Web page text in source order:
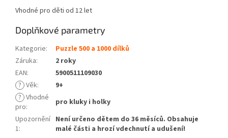
Vhodné pro děti od 12 let
Doplňkové parametry
Kategorie:
Puzzle 500 a 1000 dílků
Záruka:
2 roky
EAN:
5900511109030
? Věk:
9+
? Vhodné
pro:
pro kluky i holky
Upozornění
1:
Není určeno dětem do 36 měsíců. Obsahuje
malé části a hrozí vdechnutí a udušení!